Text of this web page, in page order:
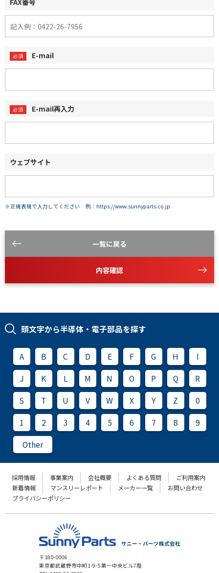
FAX番号
E-mail
E-mail再入力
ウェブサイト
※正規表現で入力してください 例：https://www.sunnyparts.co.jp
一覧に戻る
内容確認
頭文字から半導体・電子部品を探す
A B C D E F G H
I
J
K L M N O P Q
R
S
T U V W X Y Z
0
1
2 3 4 5 6 7 8
9
Other
採用情報 事業案内 会社概要 よくある質問
ご利用案内
新着情報
マンスリーレポート メーカー一覧
お問い合わせ
プライバシーポリシー
サニー・パーツ株式会社
〒180-0006
東京都武蔵野市中町1-9-5 第一中央ビル7階